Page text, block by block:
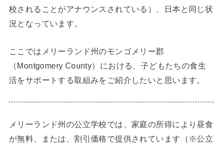
校されることがアナウンスされている）、日本と同じ状
況となっています。
ここではメリーランド州のモンゴメリー郡
（Montgomery County）における、子どもたちの食生
活をサポートする取組みをご紹介したいと思います。
メリーランド州の公立学校では、家庭の所得により昼食
が無料、または、割引価格で提供されています（※公立